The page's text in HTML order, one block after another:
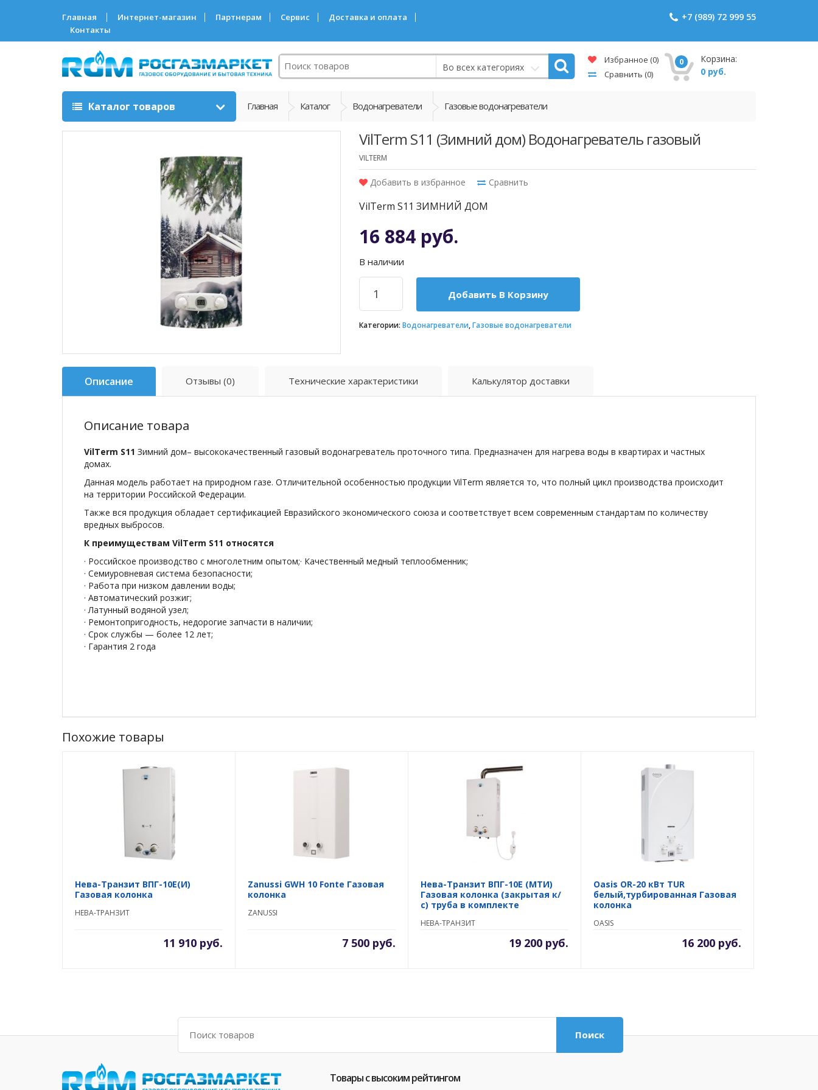
Главная Интернет-магазин Партнерам Сервис
Доставка и оплата
Контакты
+7 (989) 72 999 55
Поиск
Во всех категориях
Избранное (0)
Сравнить (0)
0
Корзина:
0 руб.
Каталог товаров Главная Каталог Водонагреватели Газовые водонагреватели
VilTerm S11 (Зимний дом) Водонагреватель газовый
VILTERM
Добавить в избранное Сравнить
VilTerm S11 ЗИМНИЙ ДОМ
16 884 руб.
В наличии
Добавить В Корзину
Категории: Водонагреватели,Газовые водонагреватели
Описание Отзывы (0) Технические характеристики Калькулятор доставки
Описание товара
VilTerm S11 Зимний дом– высококачественный газовый водонагреватель проточного типа. Предназначен для нагрева воды в квартирах и частных
домах.
Данная модель работает на природном газе. Отличительной особенностью продукции VilTerm является то, что полный цикл производства происходит
на территории Российской Федерации.
Также вся продукция обладает сертификацией Евразийского экономического союза и соответствует всем современным стандартам по количеству
вредных выбросов.
К преимуществам VilTerm S11 относятся
· Российское производство с многолетним опытом;· Качественный медный теплообменник;
· Семиуровневая система безопасности;
· Работа при низком давлении воды;
· Автоматический розжиг;
· Латунный водяной узел;
· Ремонтопригодность, недорогие запчасти в наличии;
· Срок службы — более 12 лет;
· Гарантия 2 года
Похожие товары
Нева-Транзит ВПГ-10E(И)
Газовая колонка
НЕВА-ТРАНЗИТ
11 910 руб.
Zanussi GWH 10 Fonte Газовая
колонка
ZANUSSI
7 500 руб.
Нева-Транзит ВПГ-10E (MTИ)
Газовая колонка (закрытая к/
с) труба в комплекте
НЕВА-ТРАНЗИТ
19 200 руб.
Oasis OR-20 кВт TUR
белый,турбированная Газовая
колонка
OASIS
16 200 руб.
Поиск
Поиск
Товары с высоким рейтингом